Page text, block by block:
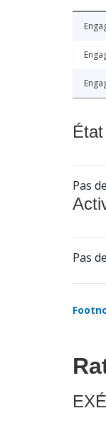
Pas
Pas